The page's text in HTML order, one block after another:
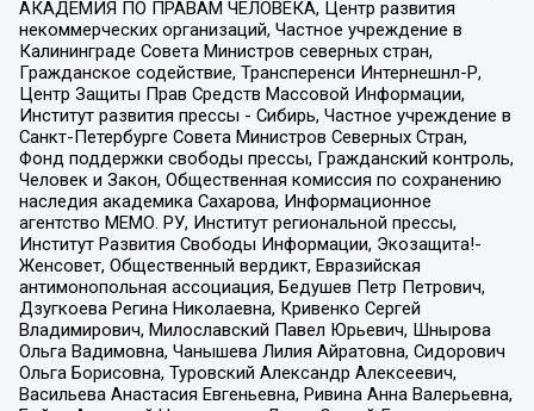
АКАДЕМИЯ ПО ПРАВАМ ЧЕЛОВЕКА, Центр развития
некоммерческих организаций, Частное учреждение в
Калининграде Совета Министров северных стран,
Гражданское содействие, Трансперенси Интернешнл-Р,
Центр Защиты Прав Средств Массовой Информации,
Институт развития прессы - Сибирь, Частное учреждение в
Санкт-Петербурге Совета Министров Северных Стран,
Фонд поддержки свободы прессы, Гражданский контроль,
Человек и Закон, Общественная комиссия по сохранению
наследия академика Сахарова, Информационное
агентство МЕМО. РУ, Институт региональной прессы,
Институт Развития Свободы Информации, Экозащита!-
Женсовет, Общественный вердикт, Евразийская
антимонопольная ассоциация, Бедушев Петр Петрович,
Дзугкоева Регина Николаевна, Кривенко Сергей
Владимирович, Милославский Павел Юрьевич, Шнырова
Ольга Вадимовна, Чанышева Лилия Айратовна, Сидорович
Ольга Борисовна, Туровский Александр Алексеевич,
Васильева Анастасия Евгеньевна, Ривина Анна Валерьевна,